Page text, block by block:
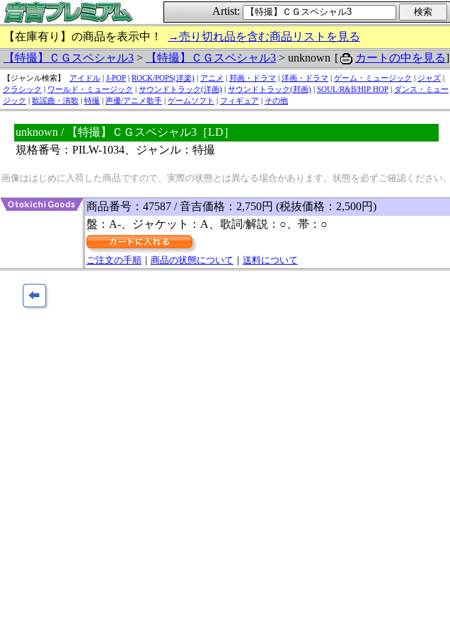
Artist:
【在庫有り】の商品を表示中！
→売り切れ品を含む商品リストを見る
【特撮】ＣＧスペシャル3 > 【特撮】ＣＧスペシャル3 > unknown [ カートの中を見る]
【ジャンル検索】 アイドル | J-POP | ROCK/POPS(洋楽) | アニメ | 邦画・ドラマ | 洋画・ドラマ | ゲーム・ミュージック | ジャズ |
クラシック | ワールド・ミュージック | サウンドトラック(洋画) | サウンドトラック(邦画) | SOUL/R&B/HIP HOP | ダンス・ミュー
ジック | 歌謡曲・演歌 | 特撮 | 声優/アニメ歌手 | ゲームソフト | フィギュア | その他
unknown / 【特撮】ＣＧスペシャル3［LD］
規格番号：PILW-1034、ジャンル：特撮
画像ははじめに入荷した商品ですので、実際の状態とは異なる場合があります。状態を必ずご確認ください。
商品番号：47587 / 音吉価格：2,750円 (税抜価格：2,500円)
盤：A-、ジャケット：A、歌詞/解説：○、帯：○
ご注文の手順 ｜ 商品の状態について ｜ 送料について